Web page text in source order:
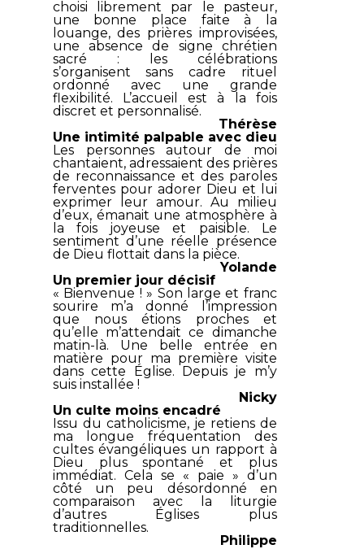
choisi librement par le pasteur,
une bonne place faite à la
louange, des prières improvisées,
une absence de signe chrétien
sacré : les célébrations
s’organisent sans cadre rituel
ordonné avec une grande
flexibilité. L’accueil est à la fois
discret et personnalisé.
Thérèse
Une intimité palpable avec dieu
Les personnes autour de moi
chantaient, adressaient des prières
de reconnaissance et des paroles
ferventes pour adorer Dieu et lui
exprimer leur amour. Au milieu
d’eux, émanait une atmosphère à
la fois joyeuse et paisible. Le
sentiment d’une réelle présence
de Dieu flottait dans la pièce.
Yolande
Un premier jour décisif
« Bienvenue ! » Son large et franc
sourire m’a donné l’impression
que nous étions proches et
qu’elle m’attendait ce dimanche
matin-là. Une belle entrée en
matière pour ma première visite
dans cette Église. Depuis je m’y
suis installée !
Nicky
Un culte moins encadré
Issu du catholicisme, je retiens de
ma longue fréquentation des
cultes évangéliques un rapport à
Dieu plus spontané et plus
immédiat. Cela se « paie » d’un
côté un peu désordonné en
comparaison avec la liturgie
d’autres Églises plus
traditionnelles.
Philippe